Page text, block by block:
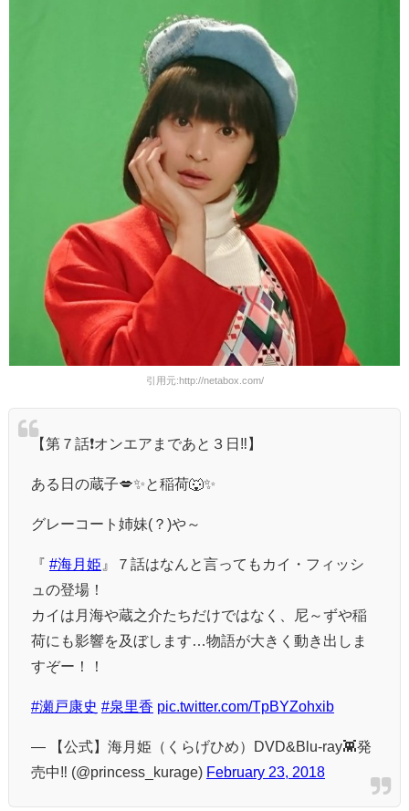
引用元:http://netabox.com/
【第７話❗オンエアまであと３日‼️】
ある日の蔵子💋✨と稲荷🐺✨
グレーコート姉妹(？)や～
『 #海月姫 』７話はなんと言ってもカイ・フィッシ
ュの登場！
カイは月海や蔵之介たちだけではなく、尼～ずや稲
荷にも影響を及ぼします…物語が大きく動き出しま
すぞー！！
#瀬戸康史 #泉里香 pic.twitter.com/TpBYZohxib
— 【公式】海月姫（くらげひめ）DVD&Blu-ray👾発
売中‼️ (@princess_kurage) February 23, 2018